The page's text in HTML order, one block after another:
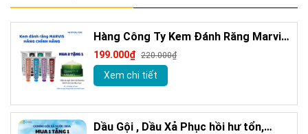
Hàng Công Ty Kem Đánh Răng Marvis
Loại Bỏ Mảng Bám Vết Ố Vàng Làm
Trắng Răng 85m
199.000₫ 220.000₫
Xem chi tiết
Dầu Gội , Dầu Xả Phục hồi hư tổn,